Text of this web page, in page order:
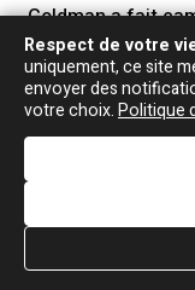
2025 2024 2023
Goldman a fait
Le Soir (Belgique), 6 juin
Goldman en
publication inconnue,
Goldman aux
Midi Libre, Dimanche
Paris-Normandie / Le
"Taratata", les
Respect de votre
uniquement, ce site
envoyer des
votre choix.Politique